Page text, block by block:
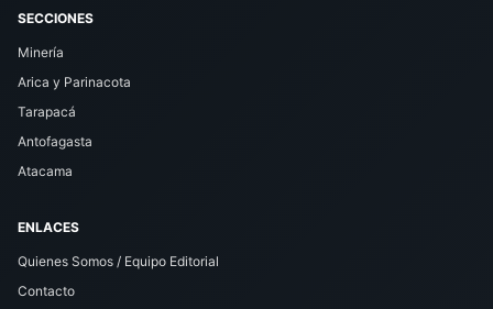
SECCIONES
Minería
Arica y Parinacota
Tarapacá
Antofagasta
Atacama
ENLACES
Quienes Somos / Equipo Editorial
Contacto